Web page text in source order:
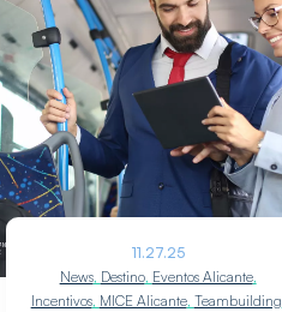
11.27.25
News, Destino, Eventos Alicante,
Incentivos, MICE Alicante, Teambuilding